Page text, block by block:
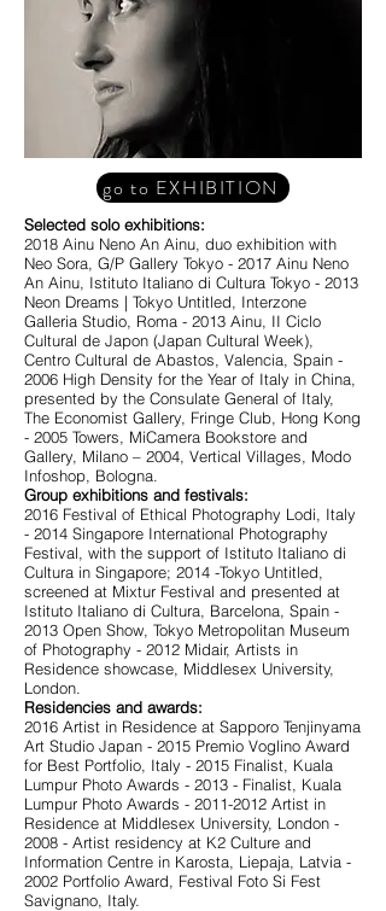
go to EXHIBITION
Selected solo exhibitions:
2018 Ainu Neno An Ainu, duo exhibition with
Neo Sora, G/P Gallery Tokyo - 2017 Ainu Neno
An Ainu, Istituto Italiano di Cultura Tokyo - 2013
Neon Dreams | Tokyo Untitled, Interzone
Galleria Studio, Roma - 2013 Ainu, II Ciclo
Cultural de Japon (Japan Cultural Week),
Centro Cultural de Abastos, Valencia, Spain -
2006 High Density for the Year of Italy in China,
presented by the Consulate General of Italy,
The Economist Gallery, Fringe Club, Hong Kong
- 2005 Towers, MiCamera Bookstore and
Gallery, Milano – 2004, Vertical Villages, Modo
Infoshop, Bologna.
Group exhibitions and festivals:
2016 Festival of Ethical Photography Lodi, Italy
- 2014 Singapore International Photography
Festival, with the support of Istituto Italiano di
Cultura in Singapore; 2014 -Tokyo Untitled,
screened at Mixtur Festival and presented at
Istituto Italiano di Cultura, Barcelona, Spain -
2013 Open Show, Tokyo Metropolitan Museum
of Photography - 2012 Midair, Artists in
Residence showcase, Middlesex University,
London.
Residencies and awards:
2016 Artist in Residence at Sapporo Tenjinyama
Art Studio Japan - 2015 Premio Voglino Award
for Best Portfolio, Italy - 2015 Finalist, Kuala
Lumpur Photo Awards - 2013 - Finalist, Kuala
Lumpur Photo Awards - 2011-2012 Artist in
Residence at Middlesex University, London -
2008 - Artist residency at K2 Culture and
Information Centre in Karosta, Liepaja, Latvia -
2002 Portfolio Award, Festival Foto Si Fest
Savignano, Italy.